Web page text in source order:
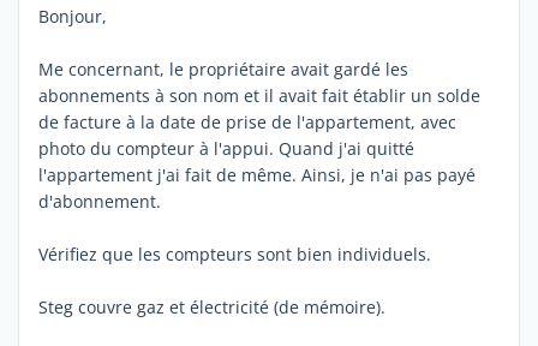
Bonjour,
Me concernant, le propriétaire avait gardé les
abonnements à son nom et il avait fait établir un solde
de facture à la date de prise de l'appartement, avec
photo du compteur à l'appui. Quand j'ai quitté
l'appartement j'ai fait de même. Ainsi, je n'ai pas payé
d'abonnement.
Vérifiez que les compteurs sont bien individuels.
Steg couvre gaz et électricité (de mémoire).